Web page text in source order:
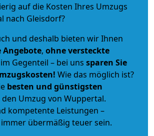
auf die Kosten Ihres Umzugs
nach Gleisdorf?
und deshalb bieten wir Ihnen
, ohne versteckte
Gegenteil – bei uns sparen Sie
Wie das möglich ist?
besten und günstigsten
Umzug von Wuppertal.
kompetente Leistungen –
übermäßig teuer sein.